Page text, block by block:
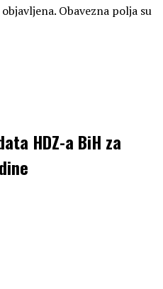
Obavezna polja su
HDZ-a BiH za